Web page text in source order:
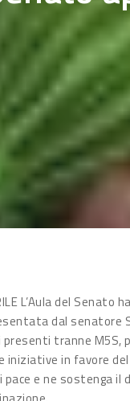
to close
L’Aula del Senato
dal senatore
tranne M5S,
iniziative in favore
pace e ne sostenga il